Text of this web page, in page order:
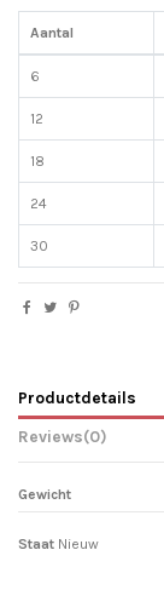
Aantal
6
12
18
24
30
Productdetails
Reviews(0)
Gewicht
Staat Nieuw